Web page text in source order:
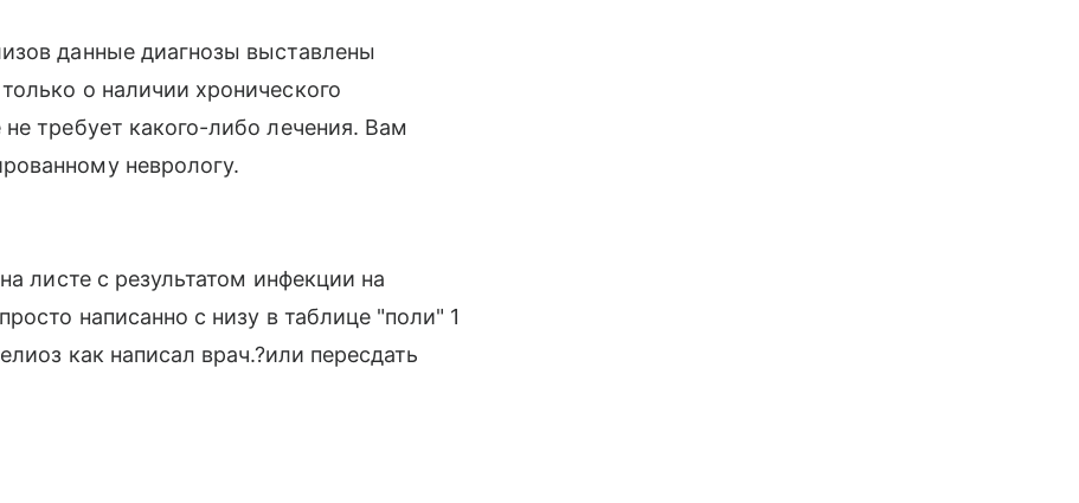
данные диагнозы выставлены
о наличии хронического
требует какого-либо лечения. Вам
неврологу.
листе с результатом инфекции на
написанно с низу в таблице "поли" 1
как написал врач.?или пересдать